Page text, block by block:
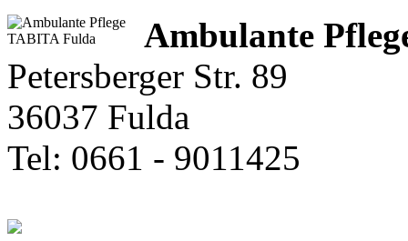
Ambulante
Petersberger Str. 89
36037 Fulda
Tel: 0661 - 9011425